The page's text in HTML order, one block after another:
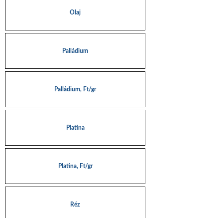
Olaj
Palládium
Palládium, Ft/gr
Platina
Platina, Ft/gr
Réz